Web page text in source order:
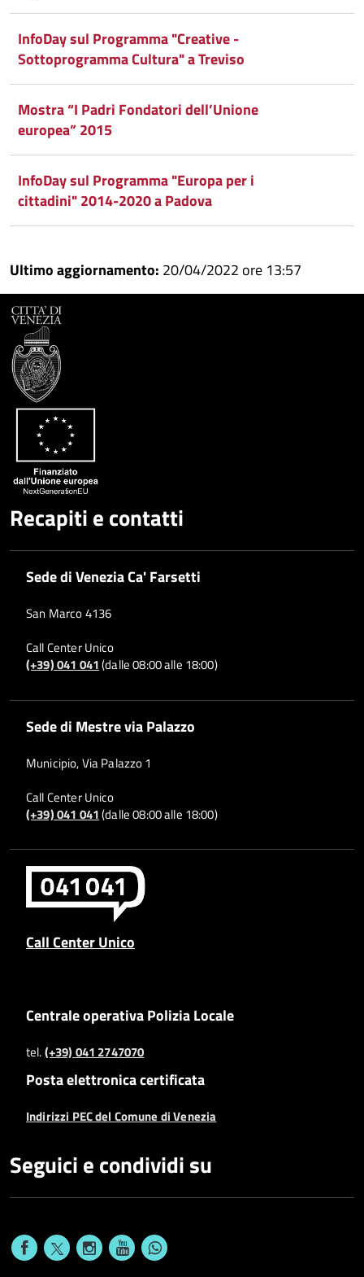
InfoDay sul Programma "Creative -
Sottoprogramma Cultura" a Treviso
Mostra “I Padri Fondatori dell’Unione
europea” 2015
InfoDay sul Programma "Europa per i
cittadini" 2014-2020 a Padova
Ultimo aggiornamento: 20/04/2022 ore 13:57
Recapiti e contatti
Sede di Venezia Ca' Farsetti
San Marco 4136
Call Center Unico
(+39) 041 041(dalle 08:00 alle 18:00)
Sede di Mestre via Palazzo
Municipio, Via Palazzo 1
Call Center Unico
(+39) 041 041(dalle 08:00 alle 18:00)
Call Center Unico
Centrale operativa Polizia Locale
tel.(+39) 041 2747070
Posta elettronica certificata
Indirizzi PEC del Comune di Venezia
Seguici e condividi su